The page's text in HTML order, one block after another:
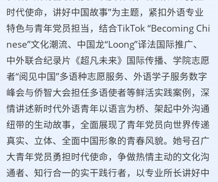
时代使命，讲好中国故事”为主题，紧扣外语专业
特色与青年党员担当，结合TikTok “Becoming Chi
nese”文化潮流、中国龙“Loong”译法国际推广、
中外联合纪录片《超凡未来》国际传播、学院志愿
者“阅见中国”多语种志愿服务、外语学子服务数字
峰会与侨智大会担任多语使者等鲜活实践案例，深
情讲述新时代外语青年以语言为桥、架起中外沟通
纽带的生动故事，全面展现了青年党员向世界传递
真实、立体、全面中国形象的青春风貌。她号召广
大青年党员勇担时代使命，争做热情主动的文化沟
通者、知行合一的实干践行者，以专业所长讲好中